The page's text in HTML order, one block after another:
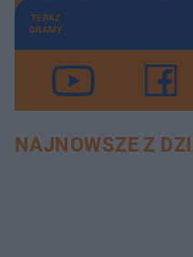
TERAZ
GRAMY
NAJNOWSZE Z